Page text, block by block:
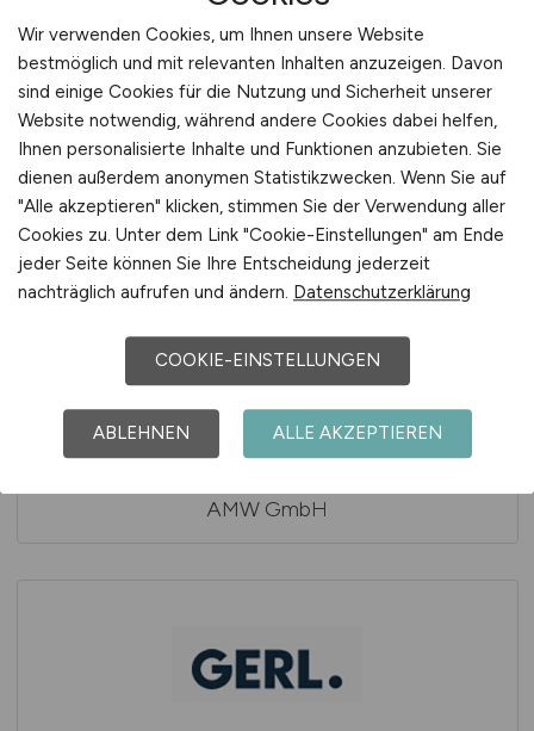
Amazon Europe Core
AMW GmbH
Wir verwenden Cookies, um Ihnen unsere Website
bestmöglich und mit relevanten Inhalten anzuzeigen. Davon
sind einige Cookies für die Nutzung und Sicherheit unserer
Website notwendig, während andere Cookies dabei helfen,
Ihnen personalisierte Inhalte und Funktionen anzubieten. Sie
dienen außerdem anonymen Statistikzwecken. Wenn Sie auf
"Alle akzeptieren" klicken, stimmen Sie der Verwendung aller
Cookies zu. Unter dem Link "Cookie-Einstellungen" am Ende
jeder Seite können Sie Ihre Entscheidung jederzeit
nachträglich aufrufen und ändern. Datenschutzerklärung
COOKIE-EINSTELLUNGEN
ABLEHNEN ALLE AKZEPTIEREN